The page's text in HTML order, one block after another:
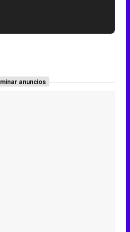
anuncios